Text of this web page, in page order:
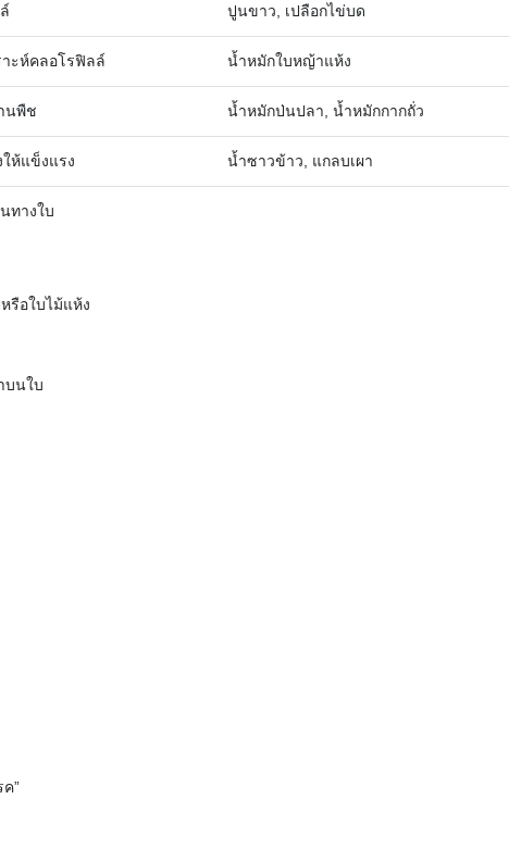
ปูนขาว, เปลือกไข่บด
าะห์คลอโรฟิลล์ น้ำหมักใบหญ้าแห้ง
นพืช น้ำหมักป่นปลา, น้ำหมักกากถั่ว
ให้แข็งแรง น้ำซาวข้าว, แกลบเผา
ทางใบ
รือใบไม้แห้ง
บนใบ
”